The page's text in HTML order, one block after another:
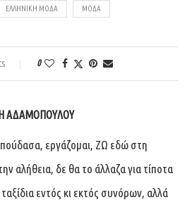
ΕΛΛΗΝΙΚΉ ΜΌΔΑ ΜΌΔΑ
0
ΑΔΑΜΟΠΟΎΛΟΥ
εργάζομαι, ΖΩ εδώ στη
αλήθεια, δε θα το άλλαζα για τίποτα
εντός κι εκτός συνόρων, αλλά